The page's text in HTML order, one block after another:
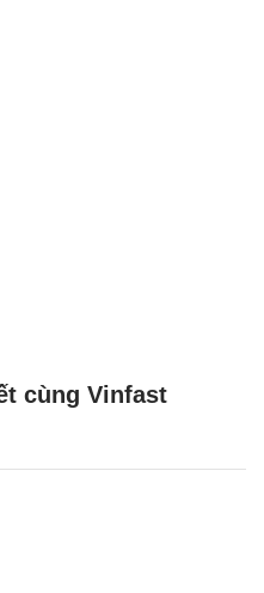
cùng Vinfast